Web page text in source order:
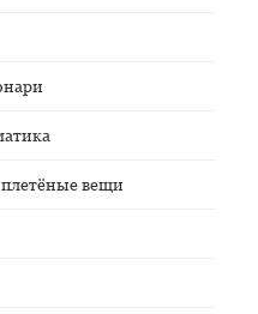
вещи